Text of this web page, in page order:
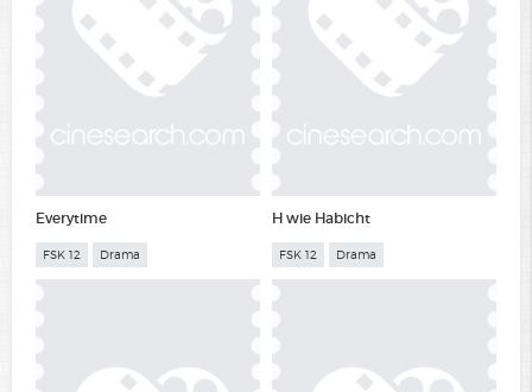
Everytime
FSK 12 Drama
H wie Habicht
FSK 12 Drama